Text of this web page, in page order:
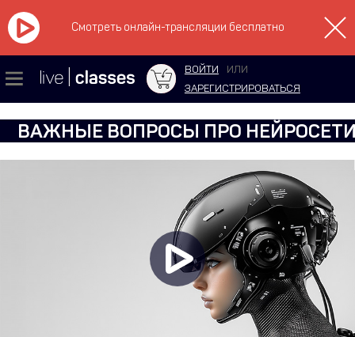
Смотреть онлайн-трансляции бесплатно
ВОЙТИ
ИЛИ
ЗАРЕГИСТРИРОВАТЬСЯ
ВАЖНЫЕ ВОПРОСЫ ПРО